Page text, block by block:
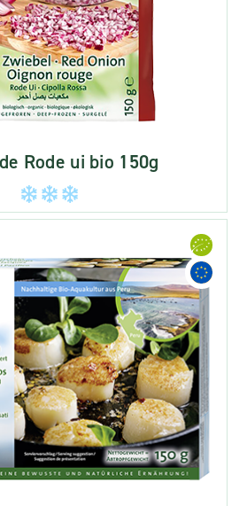
Rode ui bio 150g